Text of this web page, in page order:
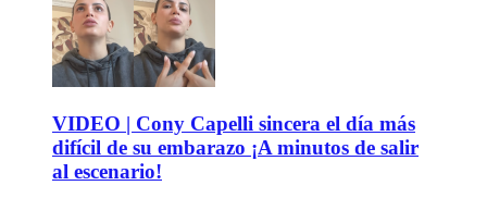
VIDEO | Cony Capelli sincera el día más
difícil de su embarazo ¡A minutos de salir
al escenario!